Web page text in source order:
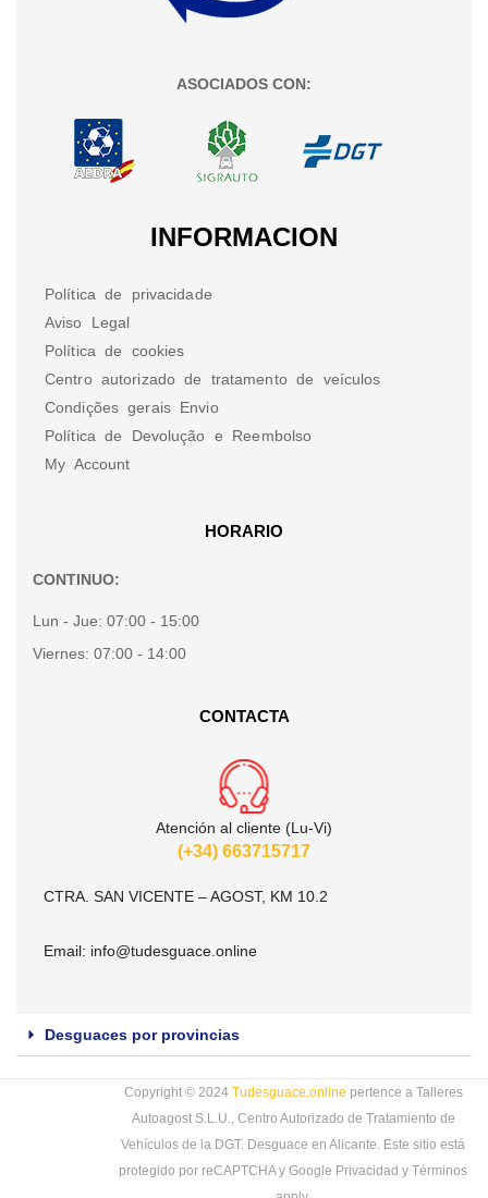
ASOCIADOS CON:
INFORMACION
Política de privacidade
Aviso Legal
Política de cookies
Centro autorizado de tratamento de veículos
Condições gerais Envio
Política de Devolução e Reembolso
My Account
HORARIO
CONTINUO:
Lun - Jue: 07:00 - 15:00
Viernes: 07:00 - 14:00
CONTACTA
Atención al cliente (Lu-Vi)
(+34) 663715717
CTRA. SAN VICENTE – AGOST, KM 10.2
Email: info@tudesguace.online
Desguaces por provincias
Copyright © 2024 Tudesguace.online pertence a Talleres
Autoagost S.L.U., Centro Autorizado de Tratamiento de
Vehículos de la DGT. Desguace en Alicante. Este sitio está
protegido por reCAPTCHA y Google Privacidad y Términos